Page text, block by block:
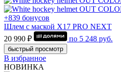
+839 бонусов
Шлем с маской Х17 PRO NEXT
20 990 ₽
по 5 248 руб.
быстрый просмотр
В избранное
НОВИНКА